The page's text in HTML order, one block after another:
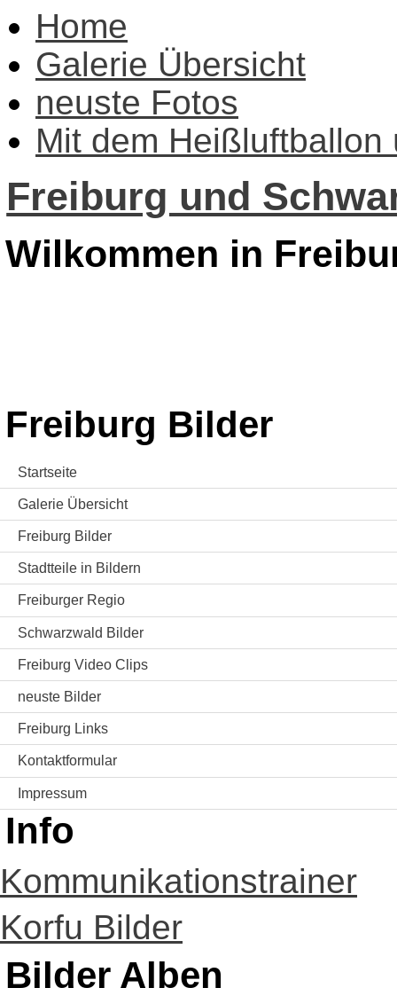
Home
Galerie Übersicht
neuste Fotos
Mit dem Heißluftballon
Freiburg und
Wilkommen in
Freiburg Bilder
Startseite
Galerie Übersicht
Freiburg Bilder
Stadtteile in Bildern
Freiburger Regio
Schwarzwald Bilder
Freiburg Video Clips
neuste Bilder
Freiburg Links
Kontaktformular
Impressum
Info
Kommunikationstrainer
Korfu Bilder
Bilder Alben